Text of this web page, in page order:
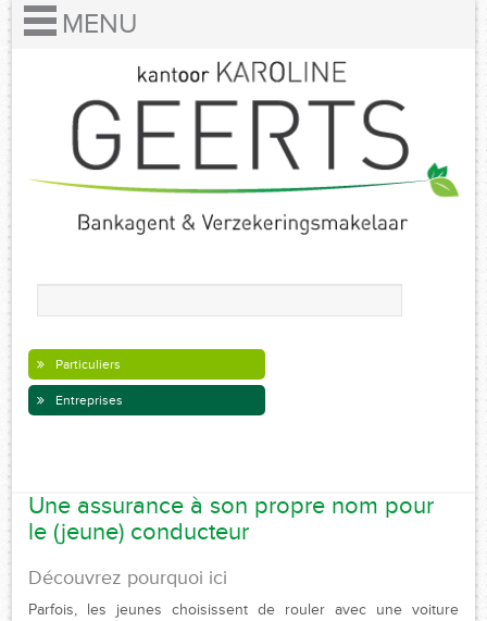
Particuliers
Entreprises
Une assurance à son propre nom pour
le (jeune) conducteur
Découvrez pourquoi ici
​Parfois, les jeunes choisissent de rouler avec une voiture